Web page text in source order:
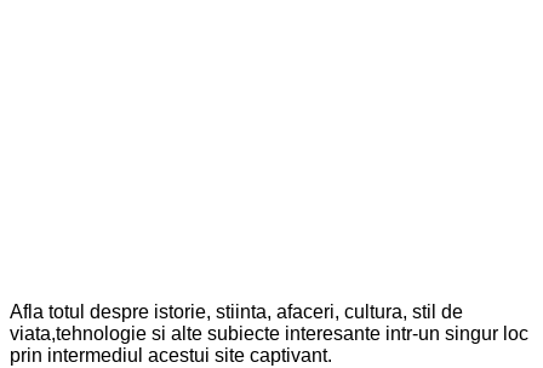
Afla totul despre istorie, stiinta, afaceri, cultura, stil de
viata,tehnologie si alte subiecte interesante intr-un singur loc
prin intermediul acestui site captivant.